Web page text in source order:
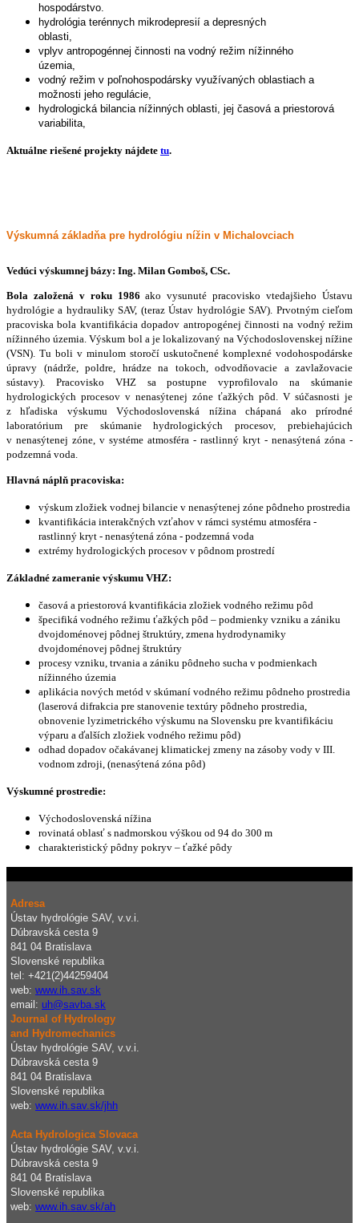
hospodárstvo.
hydrológia terénnych mikrodepresií a depresných
oblasti,
vplyv antropogénnej činnosti na vodný režim nížinného
územia,
vodný režim v poľnohospodársky využívaných oblastiach a
možnosti jeho regulácie,
hydrologická bilancia nížinných oblasti, jej časová a priestorová
variabilita,
Aktuálne riešené projekty nájdete tu.
Výskumná základňa pre hydrológiu nížin v Michalovciach
Vedúci výskumnej bázy: Ing. Milan Gomboš, CSc.
Bola založená v roku 1986 ako vysunuté pracovisko vtedajšieho Ústavu
hydrológie a hydrauliky SAV, (teraz Ústav hydrológie SAV). Prvotným cieľom
pracoviska bola kvantifikácia dopadov antropogénej činnosti na vodný režim
nížinného územia. Výskum bol a je lokalizovaný na Východoslovenskej nížine
(VSN). Tu boli v minulom storočí uskutočnené komplexné vodohospodárske
úpravy (nádrže, poldre, hrádze na tokoch, odvodňovacie a zavlažovacie
sústavy). Pracovisko VHZ sa postupne vyprofilovalo na skúmanie
hydrologických procesov v nenasýtenej zóne ťažkých pôd. V súčasnosti je
z hľadiska výskumu Východoslovenská nížina chápaná ako prírodné
laboratórium pre skúmanie hydrologických procesov, prebiehajúcich
v nenasýtenej zóne, v systéme atmosféra - rastlinný kryt - nenasýtená zóna -
podzemná voda.
Hlavná náplň pracoviska:
výskum zložiek vodnej bilancie v nenasýtenej zóne pôdneho prostredia
kvantifikácia interakčných vzťahov v rámci systému atmosféra -
rastlinný kryt - nenasýtená zóna - podzemná voda
extrémy hydrologických procesov v pôdnom prostredí
Základné zameranie výskumu VHZ:
časová a priestorová kvantifikácia zložiek vodného režimu pôd
špecifiká vodného režimu ťažkých pôd – podmienky vzniku a zániku
dvojdoménovej pôdnej štruktúry, zmena hydrodynamiky
dvojdoménovej pôdnej štruktúry
procesy vzniku, trvania a zániku pôdneho sucha v podmienkach
nížinného územia
aplikácia nových metód v skúmaní vodného režimu pôdneho prostredia
(laserová difrakcia pre stanovenie textúry pôdneho prostredia,
obnovenie lyzimetrického výskumu na Slovensku pre kvantifikáciu
výparu a ďalších zložiek vodného režimu pôd)
odhad dopadov očakávanej klimatickej zmeny na zásoby vody v III.
vodnom zdroji, (nenasýtená zóna pôd)
Výskumné prostredie:
Východoslovenská nížina
rovinatá oblasť s nadmorskou výškou od 94 do 300 m
charakteristický pôdny pokryv – ťažké pôdy
Adresa
Ústav hydrológie SAV, v.v.i.
Dúbravská cesta 9
841 04 Bratislava
Slovenské republika
tel: +421(2)44259404
web: www.ih.sav.sk
email: uh@savba.sk
Journal of Hydrology
and Hydromechanics
Ústav hydrológie SAV, v.v.i.
Dúbravská cesta 9
841 04 Bratislava
Slovenské republika
web: www.ih.sav.sk/jhh
Acta Hydrologica Slovaca
Ústav hydrológie SAV, v.v.i.
Dúbravská cesta 9
841 04 Bratislava
Slovenské republika
web: www.ih.sav.sk/ah